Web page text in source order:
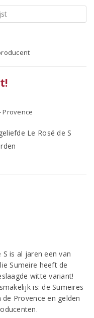
Provence
Le Rosé de S
is al jaren een van
Sumeire heeft de
witte variant!
is: de Sumeires
Provence en gelden